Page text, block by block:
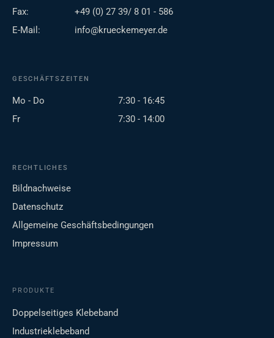
Fax:
+49 (0) 27 39/ 8 01 - 586
E-Mail:
info@krueckemeyer.de
GESCHÄFTSZEITEN
Mo - Do
7:30 - 16:45
Fr
7:30 - 14:00
RECHTLICHES
Bildnachweise
Datenschutz
Allgemeine Geschäftsbedingungen
Impressum
PRODUKTE
Doppelseitiges Klebeband
Industrieklebeband